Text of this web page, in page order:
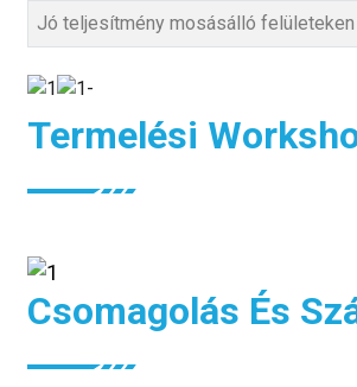
Jó teljesítmény mosásálló felületeken
Termelési
Csomagolás És